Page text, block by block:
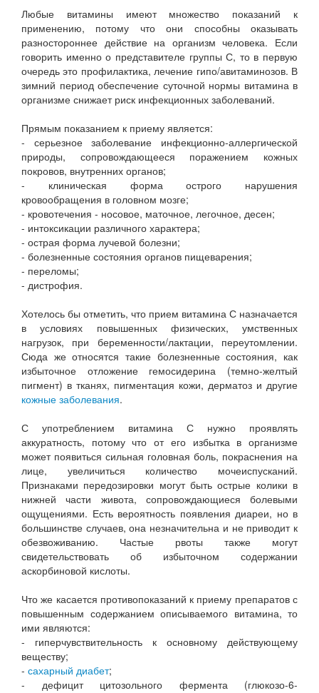
Любые витамины имеют множество показаний к
применению, потому что они способны оказывать
разностороннее действие на организм человека. Если
говорить именно о представителе группы С, то в первую
очередь это профилактика, лечение гипо/авитаминозов. В
зимний период обеспечение суточной нормы витамина в
организме снижает риск инфекционных заболеваний.
Прямым показанием к приему является:
- серьезное заболевание инфекционно-аллергической
природы, сопровождающееся поражением кожных
покровов, внутренних органов;
- клиническая форма острого нарушения
кровообращения в головном мозге;
- кровотечения - носовое, маточное, легочное, десен;
- интоксикации различного характера;
- острая форма лучевой болезни;
- болезненные состояния органов пищеварения;
- переломы;
- дистрофия.
Хотелось бы отметить, что прием витамина С назначается
в условиях повышенных физических, умственных
нагрузок, при беременности/лактации, переутомлении.
Сюда же относятся такие болезненные состояния, как
избыточное отложение гемосидерина (темно-желтый
пигмент) в тканях, пигментация кожи, дерматоз и другие
кожные заболевания.
С употреблением витамина С нужно проявлять
аккуратность, потому что от его избытка в организме
может появиться сильная головная боль, покраснения на
лице, увеличиться количество мочеиспусканий.
Признаками передозировки могут быть острые колики в
нижней части живота, сопровождающиеся болевыми
ощущениями. Есть вероятность появления диареи, но в
большинстве случаев, она незначительна и не приводит к
обезвоживанию. Частые рвоты также могут
свидетельствовать об избыточном содержании
аскорбиновой кислоты.
Что же касается противопоказаний к приему препаратов с
повышенным содержанием описываемого витамина, то
ими являются:
- гиперчувствительность к основному действующему
веществу;
- сахарный диабет;
- дефицит цитозольного фермента (глюкозо-6-